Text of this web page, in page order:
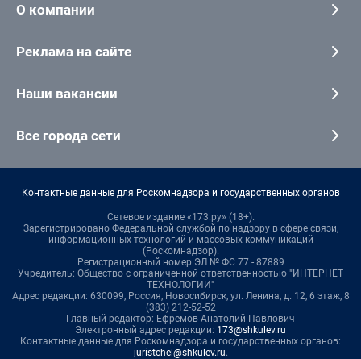
О компании
Реклама на сайте
Наши вакансии
Все города сети
Контактные данные для Роскомнадзора и государственных органов
Сетевое издание «173.ру» (18+).
Зарегистрировано Федеральной службой по надзору в сфере связи,
информационных технологий и массовых коммуникаций
(Роскомнадзор).
Регистрационный номер ЭЛ № ФС 77 - 87889
Учредитель: Общество с ограниченной ответственностью "ИНТЕРНЕТ
ТЕХНОЛОГИИ"
Адрес редакции: 630099, Россия, Новосибирск, ул. Ленина, д. 12, 6 этаж, 8
(383) 212-52-52
Главный редактор: Ефремов Анатолий Павлович
Электронный адрес редакции: 173@shkulev.ru
Контактные данные для Роскомнадзора и государственных органов:
juristchel@shkulev.ru.